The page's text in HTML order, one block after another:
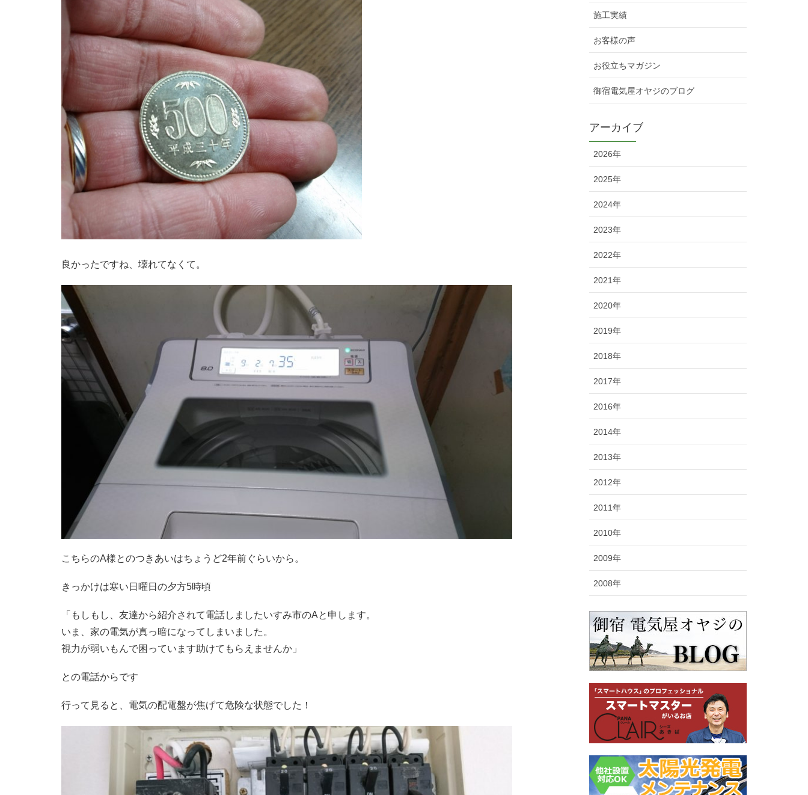
良かったですね、壊れてなくて。
こちらのA様とのつきあいはちょうど2年前ぐらいから。
きっかけは寒い日曜日の夕方5時頃
「もしもし、友達から紹介されて電話しましたいすみ市のAと申します。
いま、家の電気が真っ暗になってしまいました。
視力が弱いもんで困っています助けてもらえませんか」
との電話からです
行って見ると、電気の配電盤が焦げて危険な状態でした！
施工実績
お客様の声
お役立ちマガジン
御宿電気屋オヤジのブログ
アーカイブ
2026年
2025年
2024年
2023年
2022年
2021年
2020年
2019年
2018年
2017年
2016年
2014年
2013年
2012年
2011年
2010年
2009年
2008年